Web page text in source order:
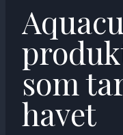
som
havet